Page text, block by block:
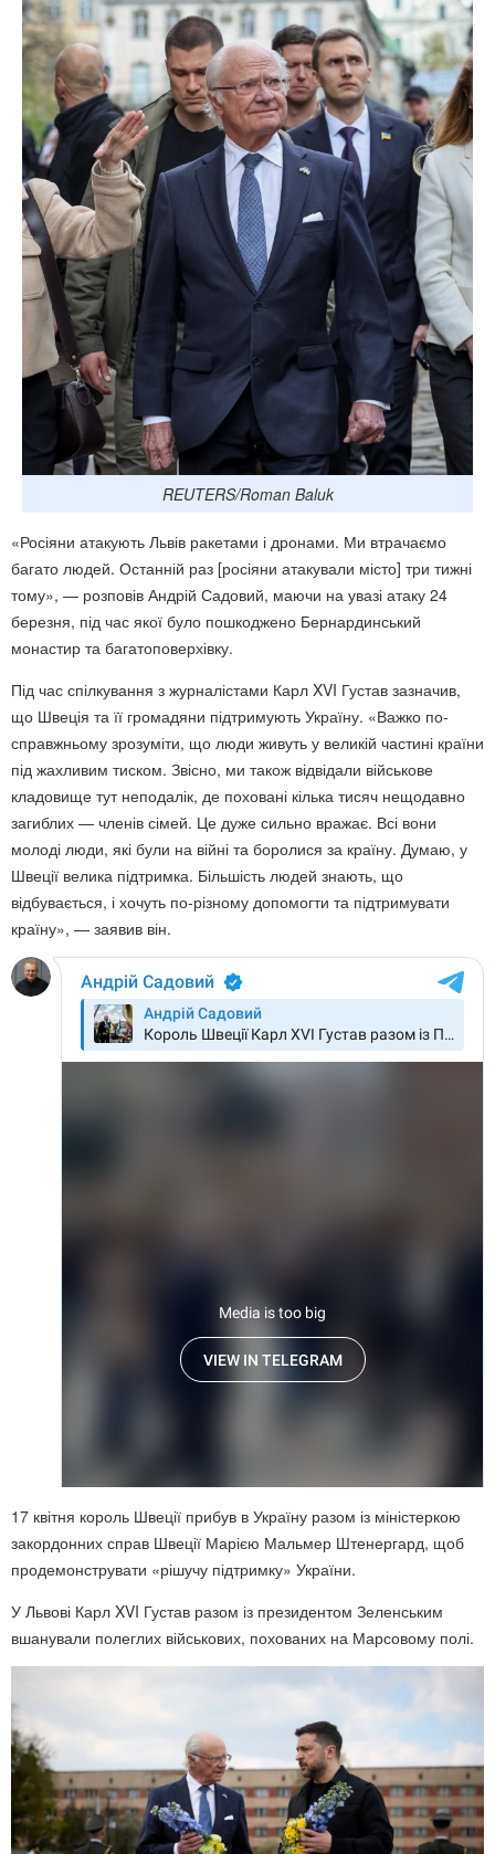
REUTERS/Roman Baluk
«Росіяни атакують Львів ракетами і дронами. Ми втрачаємо
багато людей. Останній раз [росіяни атакували місто] три тижні
тому», — розповів Андрій Садовий, маючи на увазі атаку 24
березня, під час якої було пошкоджено Бернардинський
монастир та багатоповерхівку.
Під час спілкування з журналістами Карл XVI Густав зазначив,
що Швеція та її громадяни підтримують Україну. «Важко по-
справжньому зрозуміти, що люди живуть у великій частині країни
під жахливим тиском. Звісно, ми також відвідали військове
кладовище тут неподалік, де поховані кілька тисяч нещодавно
загиблих — членів сімей. Це дуже сильно вражає. Всі вони
молоді люди, які були на війні та боролися за країну. Думаю, у
Швеції велика підтримка. Більшість людей знають, що
відбувається, і хочуть по-різному допомогти та підтримувати
країну», — заявив він.
17 квітня король Швеції прибув в Україну разом із міністеркою
закордонних справ Швеції Марією Мальмер Штенергард, щоб
продемонструвати «рішучу підтримку» України.
У Львові Карл XVI Густав разом із президентом Зеленським
вшанували полеглих військових, похованих на Марсовому полі.